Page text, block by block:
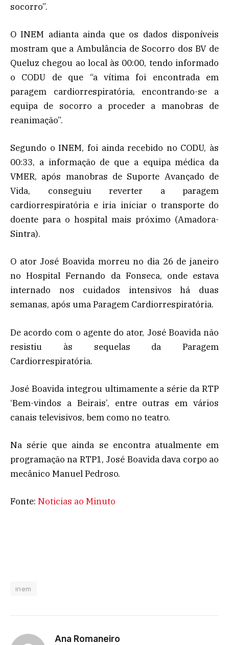
socorro”.
O INEM adianta ainda que os dados disponíveis
mostram que a Ambulância de Socorro dos BV de
Queluz chegou ao local às 00:00, tendo informado
o CODU de que “a vítima foi encontrada em
paragem cardiorrespiratória, encontrando-se a
equipa de socorro a proceder a manobras de
reanimação”.
Segundo o INEM, foi ainda recebido no CODU, às
00:33, a informação de que a equipa médica da
VMER, após manobras de Suporte Avançado de
Vida, conseguiu reverter a paragem
cardiorrespiratória e iria iniciar o transporte do
doente para o hospital mais próximo (Amadora-
Sintra).
O ator José Boavida morreu no dia 26 de janeiro
no Hospital Fernando da Fonseca, onde estava
internado nos cuidados intensivos há duas
semanas, após uma Paragem Cardiorrespiratória.
De acordo com o agente do ator, José Boavida não
resistiu às sequelas da Paragem
Cardiorrespiratória.
José Boavida integrou ultimamente a série da RTP
‘Bem-vindos a Beirais’, entre outras em vários
canais televisivos, bem como no teatro.
Na série que ainda se encontra atualmente em
programação na RTP1, José Boavida dava corpo ao
mecânico Manuel Pedroso.
Fonte: Noticias ao Minuto
inem
Ana Romaneiro